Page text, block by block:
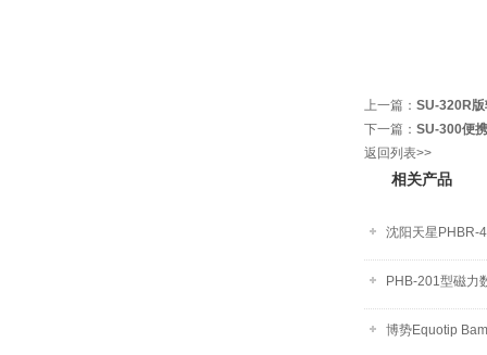
上一篇： SU-320R
下一篇： SU-300便
返回列表>>
相关产品
沈阳天星PHBR-
PHB-201型磁力
博势Equotip